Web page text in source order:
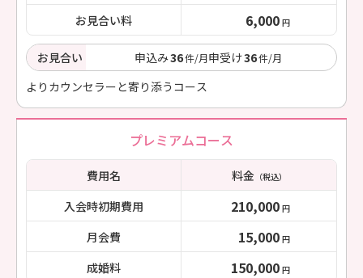
お見合い料 6,000 円
お見合い 申込み36件/月申受け36件/月
よりカウンセラーと寄り添うコース
プレミアムコース
費用名 料金（税込）
入会時初期費用 210,000 円
月会費 15,000 円
成婚料 150,000 円